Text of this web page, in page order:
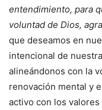
entendimiento, para
voluntad de Dios,
que deseamos en
intencional de
alineándonos con la
renovación mental y
activo con los